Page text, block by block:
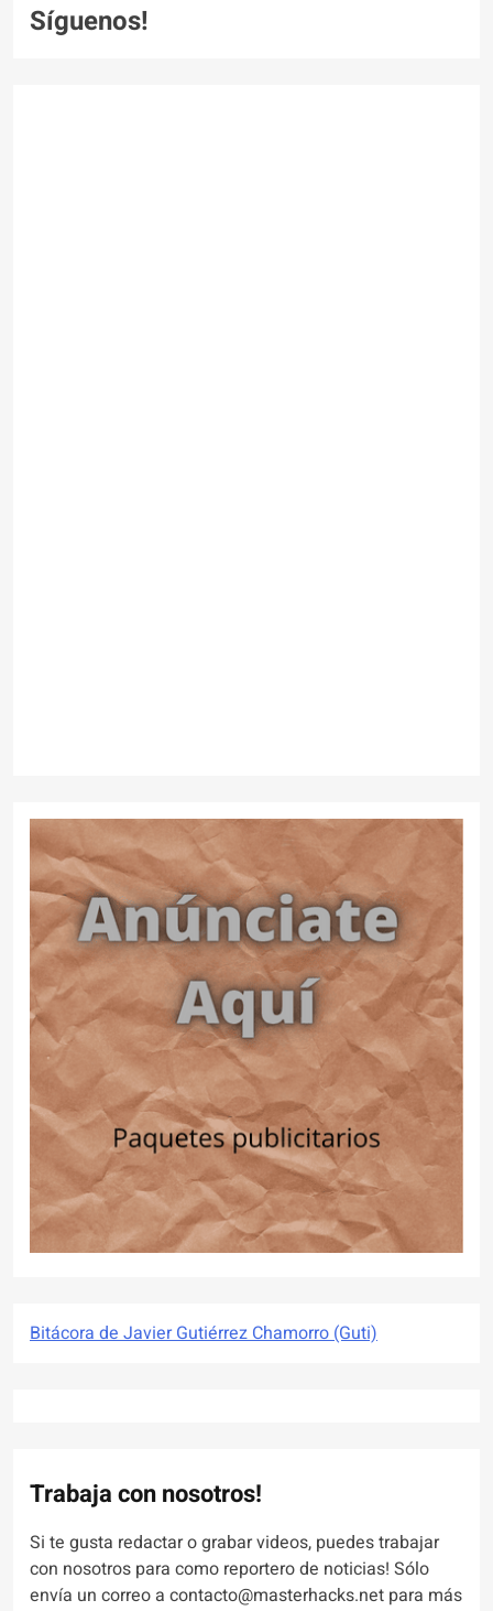
Síguenos!
Bitácora de Javier Gutiérrez Chamorro (Guti)
Trabaja con nosotros!
Si te gusta redactar o grabar videos, puedes trabajar
con nosotros para como reportero de noticias! Sólo
envía un correo a contacto@masterhacks.net para más